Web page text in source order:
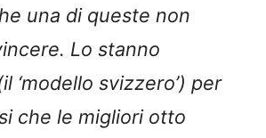
una di queste non
Lo stanno
‘modello svizzero’) per
che le migliori otto